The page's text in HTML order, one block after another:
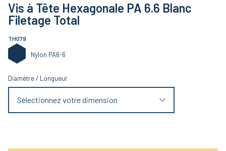
Vis à Tête Hexagonale PA 6.6 Blanc
Filetage Total
TH079
Nylon PA6-6
Diamètre/ Longueur
Sélectionnez votre dimension